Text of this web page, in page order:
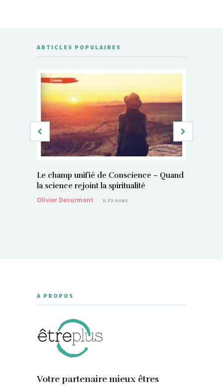
ARTICLES POPULAIRES
Le champ unifié de Conscience – Quand
la science rejoint la spiritualité
Olivier Desurmont
IL Y'A 6 ANS
A PROPOS
Votre partenaire mieux êtres